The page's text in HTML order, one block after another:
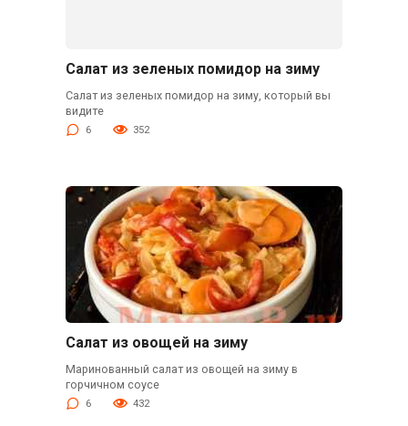
Салат из зеленых помидор на зиму
Салат из зеленых помидор на зиму, который вы
видите
6 352
Салат из овощей на зиму
Маринованный салат из овощей на зиму в
горчичном соусе
6 432